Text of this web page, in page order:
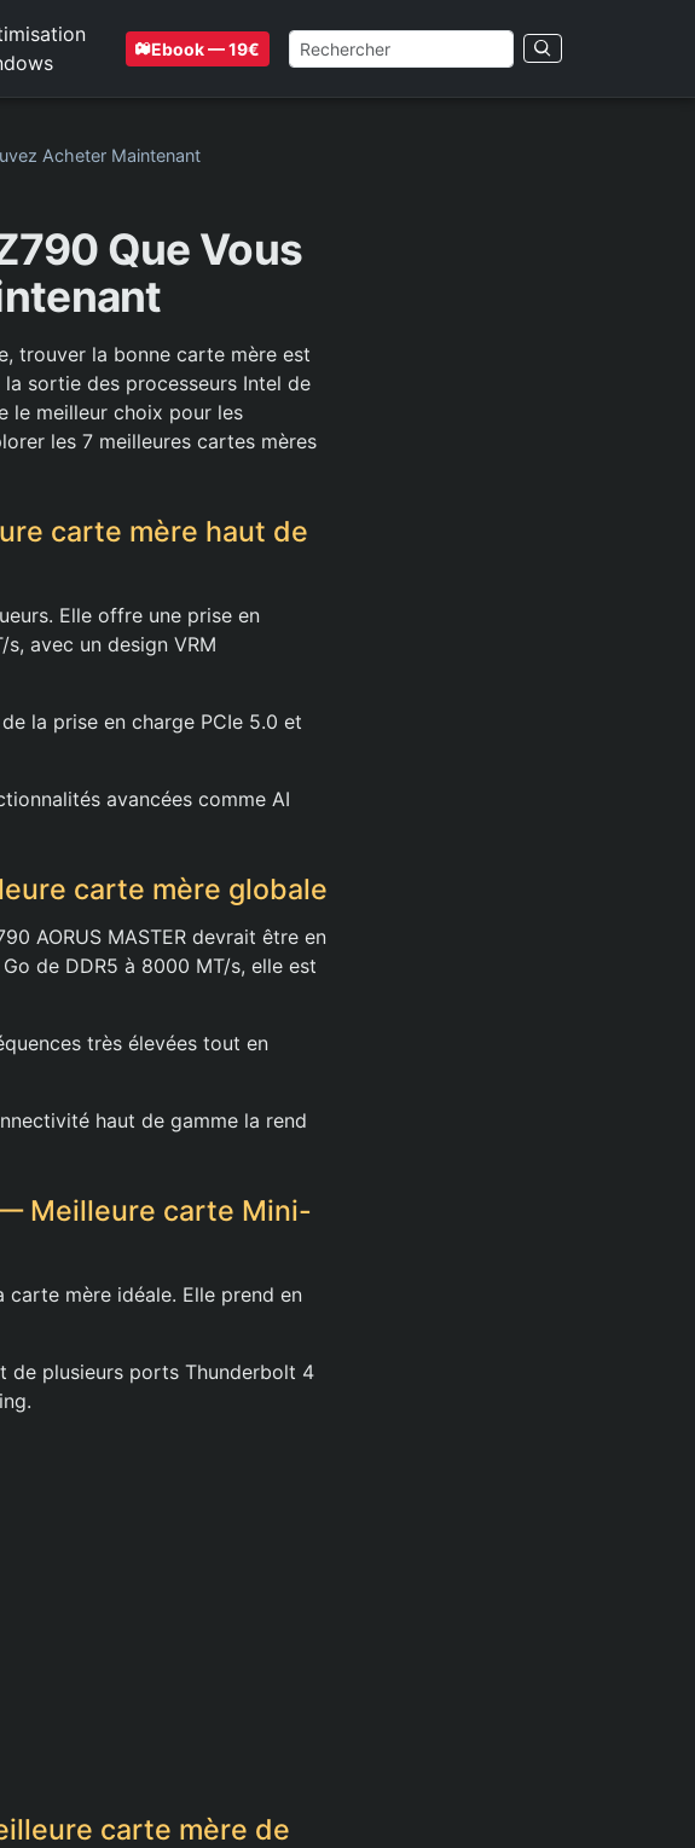
Ebook — 19€
Acheter Maintenant
Que Vous
trouver la bonne carte mère est
sortie des processeurs Intel de
le meilleur choix pour les
les 7 meilleures cartes mères
carte mère haut de
Elle offre une prise en
avec un design VRM
la prise en charge PCIe 5.0 et
avancées comme AI
carte mère globale
AORUS MASTER devrait être en
de DDR5 à 8000 MT/s, elle est
très élevées tout en
haut de gamme la rend
— Meilleure carte Mini-
carte mère idéale. Elle prend en
de plusieurs ports Thunderbolt 4
carte mère de